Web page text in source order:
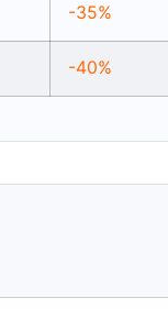
-35%
-40%